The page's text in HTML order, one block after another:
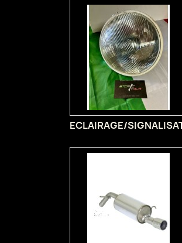
ECLAIRAGE/